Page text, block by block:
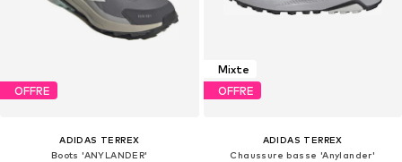
OFFRE
ADIDAS TERREX
Boots 'ANYLANDER'
Mixte
OFFRE
ADIDAS TERREX
Chaussure basse 'Anylander'